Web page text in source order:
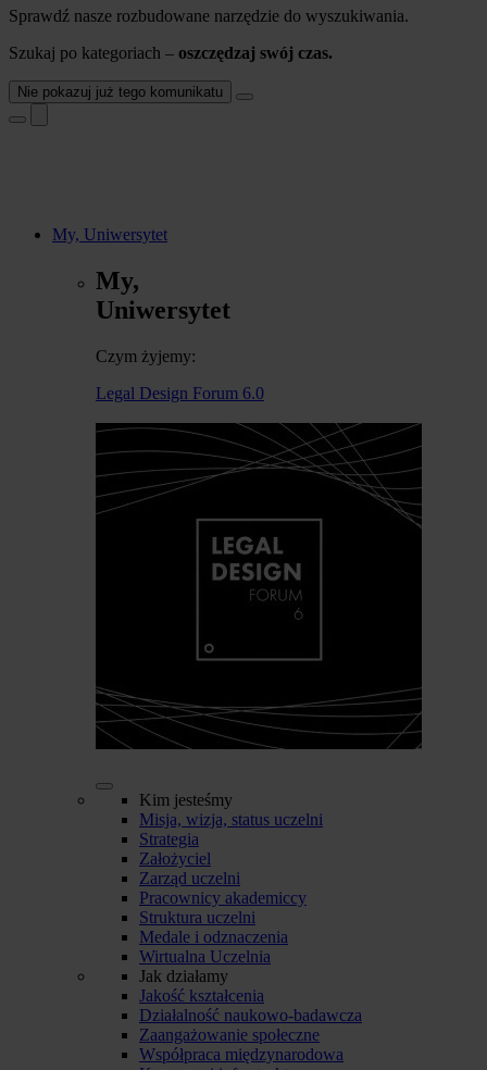
Sprawdź nasze rozbudowane narzędzie do wyszukiwania.
Szukaj po kategoriach – oszczędzaj swój czas.
Nie pokazuj już tego komunikatu
My, Uniwersytet
My,
Uniwersytet
Czym żyjemy:
Legal Design Forum 6.0
Kim jesteśmy
Misja, wizja, status uczelni
Strategia
Założyciel
Zarząd uczelni
Pracownicy akademiccy
Struktura uczelni
Medale i odznaczenia
Wirtualna Uczelnia
Jak działamy
Jakość kształcenia
Działalność naukowo-badawcza
Zaangażowanie społeczne
Współpraca międzynarodowa